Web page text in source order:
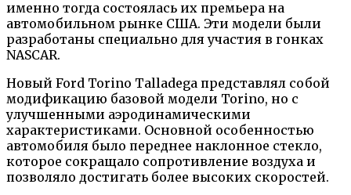
именно тогда состоялась их премьера на
автомобильном рынке США. Эти модели были
разработаны специально для участия в гонках
NASCAR.
Новый Ford Torino Talladega представлял собой
модификацию базовой модели Torino, но с
улучшенными аэродинамическими
характеристиками. Основной особенностью
автомобиля было переднее наклонное стекло,
которое сокращало сопротивление воздуха и
позволяло достигать более высоких скоростей.